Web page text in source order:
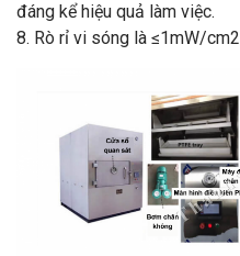
đáng kể hiệu quả làm việc.
8. Rò rỉ vi sóng là ≤1mW/cm2